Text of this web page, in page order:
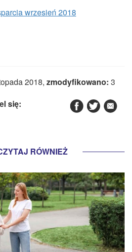
wrzesień 2018
2018, zmodyfikowano: 3
się:
RÓWNIEŻ